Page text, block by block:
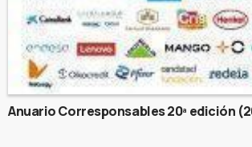
Anuario Corresponsables 20ª edición